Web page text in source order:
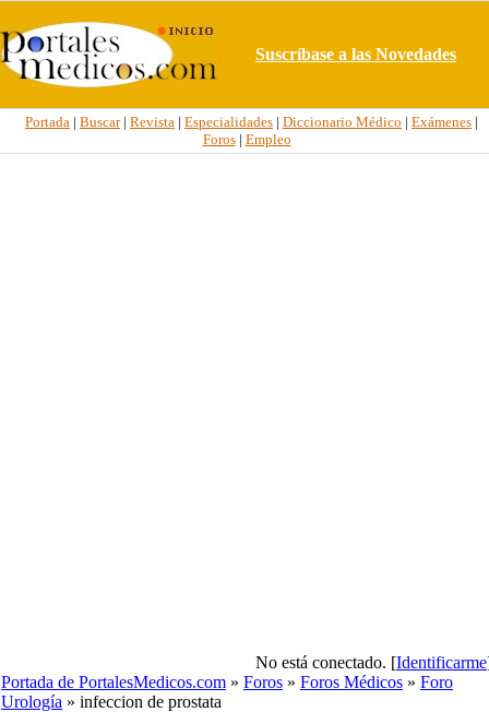
Suscríbase a las Novedades
Portada | Buscar| Revista | Especialidades | Diccionario Médico | Exámenes |
Foros| Empleo
No está conectado. [Identificarme
Portada de PortalesMedicos.com » Foros » Foros Médicos » Foro
Urología » infeccion de prostata